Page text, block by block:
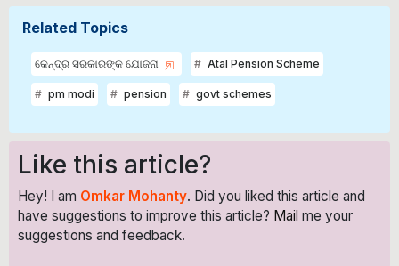
Related Topics
କେନ୍ଦ୍ର ସରକାରଙ୍କ ଯୋଜନା Atal Pension Scheme
pm modi pension govt schemes
Like this article?
Hey! I am Omkar Mohanty. Did you liked this article and
have suggestions to improve this article? Mail me your
suggestions and feedback.